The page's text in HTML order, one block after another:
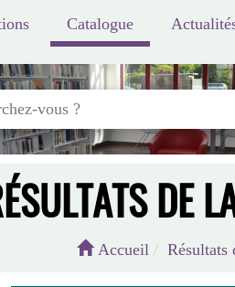
Catalogue
DE
Accueil Résultats